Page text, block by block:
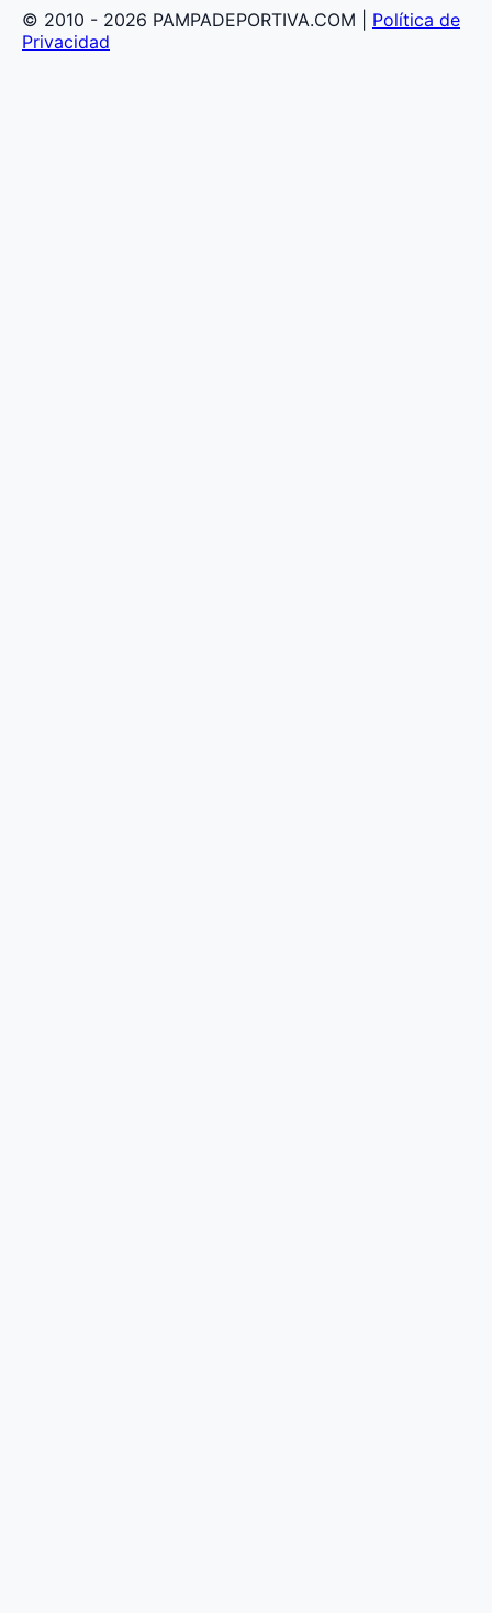
© 2010 - 2026 PAMPADEPORTIVA.COM | Política de
Privacidad